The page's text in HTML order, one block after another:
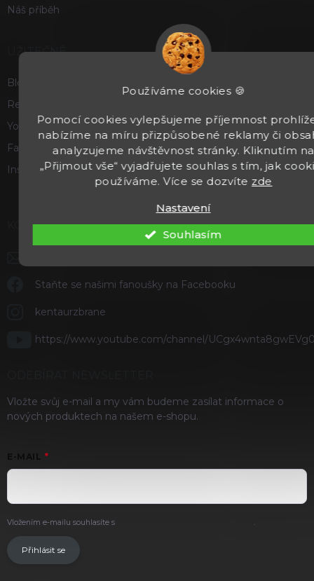
Používáme cookies 🍪
Pomocí cookies vylepšujeme příjemnost
nabízíme na míru přizpůsobené reklamy či
analyzujeme návštěvnost stránky. Kliknutím na
„Přijmout vše“ vyjadřujete souhlas s tím, jak
používáme. Více se dozvíte zde
Nastavení
Souhlasím
Náš příběh
UŽITEČNÉ
Blog
Recenze a hodnocení
Youtube
Facebook
Instagram
KONTAKT
Staňte se našimi fanoušky na Facebooku
kentaurzbrane
https://www.youtube.com/channel/
Vložte svůj e-mail a my vám budeme zasílat informace o
nových produktech na našem e-shopu.
Vložením e-mailu souhlasíte s .
Přihlásit se